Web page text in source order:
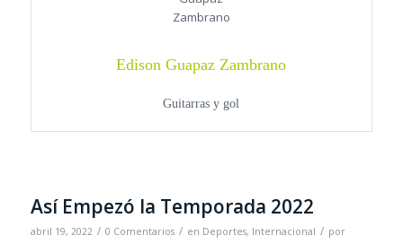
Edison Guapaz Zambrano
Guitarras y gol
Así Empezó la Temporada 2022
abril 19, 2022 / 0 Comentarios / en Deportes, Internacional / por